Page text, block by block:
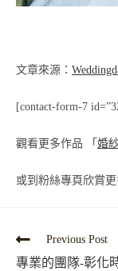
文章來源：
[contact-form-7
觀看更多作品 「 婚
或到粉絲專頁欣賞更
Previous Post
專業的團隊-彰化